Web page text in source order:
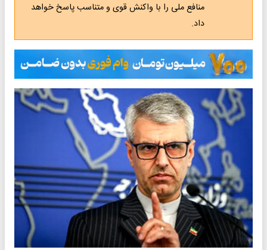
منافع ملی را با واکنش قوی و متناسب پاسخ خواهد
داد.